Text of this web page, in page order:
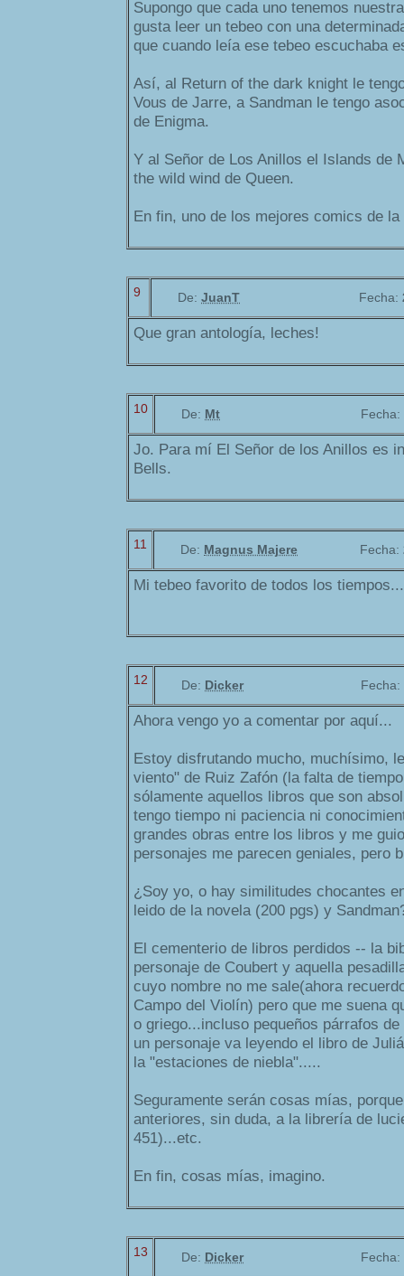
Supongo que cada uno tenemos
gusta leer un tebeo con una
que cuando leía ese tebeo escuchaba
Así, al Return of the dark knight le
Vous de Jarre, a Sandman le tengo
de Enigma.
Y al Señor de Los Anillos el Islands de
the wild wind de Queen.
En fin, uno de los mejores comics de
9 De: JuanT Fecha:
Que gran antología, leches!
10 De: Mt Fecha:
Jo. Para mí El Señor de los Anillos es
Bells.
11 De: Magnus Majere Fecha:
Mi tebeo favorito de todos los tiempos...
12 De: Dicker Fecha:
Ahora vengo yo a comentar por aquí...
Estoy disfrutando mucho, muchísimo,
viento" de Ruiz Zafón (la falta de
sólamente aquellos libros que son
tengo tiempo ni paciencia ni
grandes obras entre los libros y me
personajes me parecen geniales, pero
¿Soy yo, o hay similitudes chocantes
leido de la novela (200 pgs) y
El cementerio de libros perdidos -- la
personaje de Coubert y aquella
cuyo nombre no me sale(ahora
Campo del Violín) pero que me suena
o griego...incluso pequeños párrafos
un personaje va leyendo el libro de
la "estaciones de niebla".....
Seguramente serán cosas mías,
anteriores, sin duda, a la librería de
451)...etc.
En fin, cosas mías, imagino.
13 De: Dicker Fecha: